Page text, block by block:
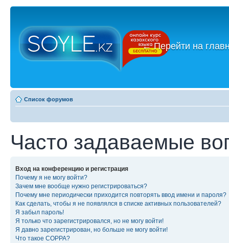
←Перейти на
Список форумов
Часто задаваемые
Вход на конференцию и регистрация
Почему я не могу войти?
Зачем мне вообще нужно регистрироваться?
Почему мне периодически приходится повторять ввод имени и пароля?
Как сделать, чтобы я не появлялся в списке активных пользователей?
Я забыл пароль!
Я только что зарегистрировался, но не могу войти!
Я давно зарегистрирован, но больше не могу войти!
Что такое COPPA?